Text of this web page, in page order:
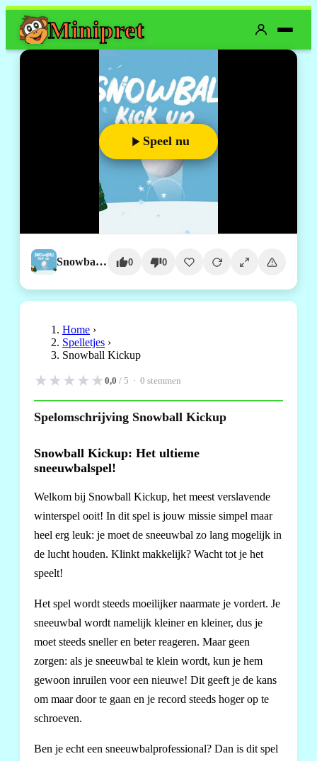
Minipret
Speel nu
Snowball Kickup 0 0
Home ›
Spelletjes ›
Snowball Kickup
★★★★★0,0 / 5 · 0 stemmen
Spelomschrijving Snowball Kickup
Snowball Kickup: Het ultieme
sneeuwbalspel!
Welkom bij Snowball Kickup, het meest verslavende
winterspel ooit! In dit spel is jouw missie simpel maar
heel erg leuk: je moet de sneeuwbal zo lang mogelijk in
de lucht houden. Klinkt makkelijk? Wacht tot je het
speelt!
Het spel wordt steeds moeilijker naarmate je vordert. Je
sneeuwbal wordt namelijk kleiner en kleiner, dus je
moet steeds sneller en beter reageren. Maar geen
zorgen: als je sneeuwbal te klein wordt, kun je hem
gewoon inruilen voor een nieuwe! Dit geeft je de kans
om maar door te gaan en je record steeds hoger op te
schroeven.
Ben je echt een sneeuwbalprofessional? Dan is dit spel